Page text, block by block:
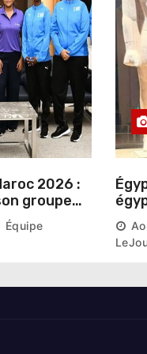
2026 :
groupe
d’analyser
Équipe
une